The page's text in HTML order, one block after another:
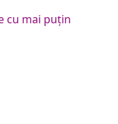
cu mai puțin